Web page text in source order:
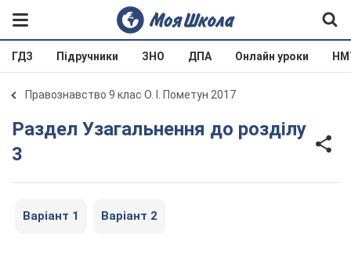
ГДЗ Підручники ЗНО ДПА Онлайн уроки
Правознавство 9 клас О. І. Пометун 2017
Раздел Узагальнення до розділу
3
Варіант 1 Варіант 2